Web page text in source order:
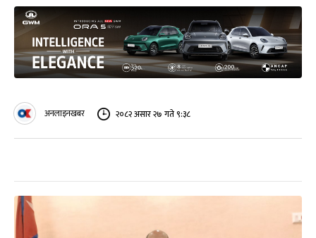
अनलाइनखबर २०८२ असार २७ गते ९:३८